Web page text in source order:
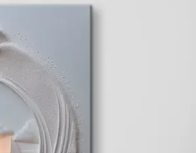
та моря
фільтр